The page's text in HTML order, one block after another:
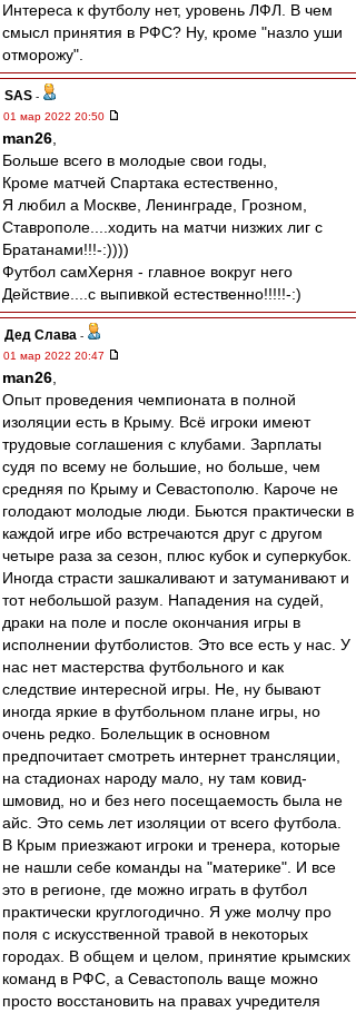
Интереса к футболу нет, уровень ЛФЛ. В чем
смысл принятия в РФС? Ну, кроме "назло уши
отморожу".
SAS -
01 мар 2022 20:50
man26
Больше всего в молодые свои годы,
Кроме матчей Спартака естественно,
Я любил а Москве, Ленинграде, Грозном,
Ставрополе....ходить на матчи низжих лиг с
Братанами!!!-:))))
Футбол самХерня - главное вокруг него
Действие....с выпивкой естественно!!!!!-:)
Дед Слава -
01 мар 2022 20:47
man26
Опыт проведения чемпионата в полной
изоляции есть в Крыму. Всё игроки имеют
трудовые соглашения с клубами. Зарплаты
судя по всему не большие, но больше, чем
средняя по Крыму и Севастополю. Кароче не
голодают молодые люди. Бьются практически в
каждой игре ибо встречаются друг с другом
четыре раза за сезон, плюс кубок и суперкубок.
Иногда страсти зашкаливают и затуманивают и
тот небольшой разум. Нападения на судей,
драки на поле и после окончания игры в
исполнении футболистов. Это все есть у нас. У
нас нет мастерства футбольного и как
следствие интересной игры. Не, ну бывают
иногда яркие в футбольном плане игры, но
очень редко. Болельщик в основном
предпочитает смотреть интернет трансляции,
на стадионах народу мало, ну там ковид-
шмовид, но и без него посещаемость была не
айс. Это семь лет изоляции от всего футбола.
В Крым приезжают игроки и тренера, которые
не нашли себе команды на "материке". И все
это в регионе, где можно играть в футбол
практически круглогодично. Я уже молчу про
поля с искусственной травой в некоторых
городах. В общем и целом, принятие крымских
команд в РФС, а Севастополь ваще можно
просто восстановить на правах учредителя